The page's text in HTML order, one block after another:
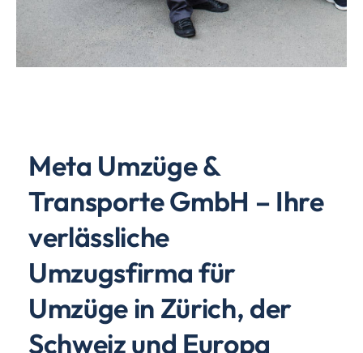
Transporte GmbH – Ihre
verlässliche
Umzugsfirma für
Umzüge in Zürich, der
Schweiz und Europa
BeiMeta Umzüge & Transporte GmbHdreht sich alles